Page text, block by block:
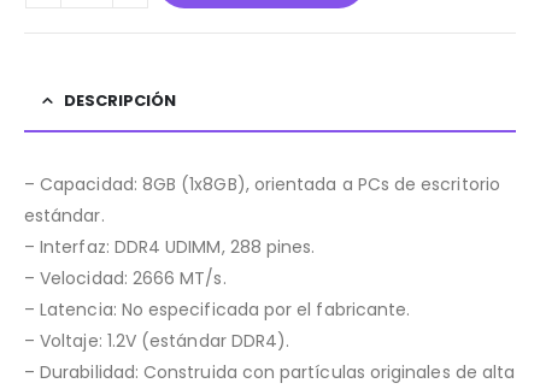
DESCRIPCIÓN
– Capacidad: 8GB (1x8GB), orientada a PCs de escritorio
estándar.
– Interfaz: DDR4 UDIMM, 288 pines.
– Velocidad: 2666 MT/s.
– Latencia: No especificada por el fabricante.
– Voltaje: 1.2V (estándar DDR4).
– Durabilidad: Construida con partículas originales de alta